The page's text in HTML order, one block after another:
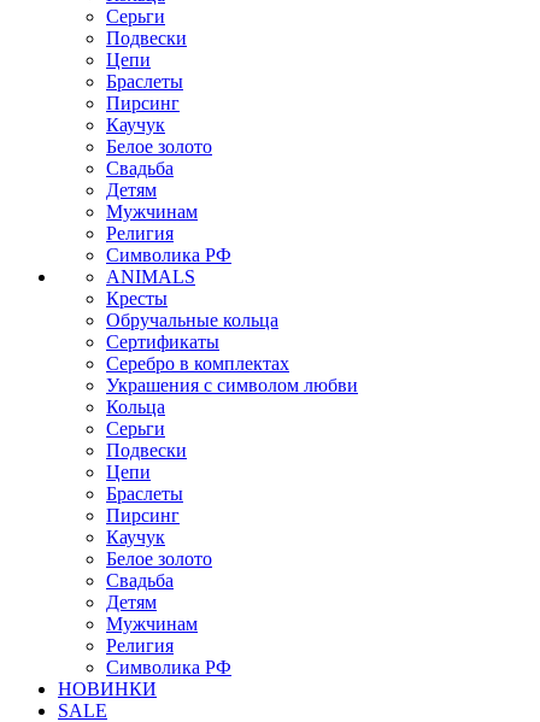
Серьги
Подвески
Цепи
Браслеты
Пирсинг
Каучук
Белое золото
Свадьба
Детям
Мужчинам
Религия
Символика РФ
ANIMALS
Кресты
Обручальные кольца
Сертификаты
Серебро в комплектах
Украшения с символом любви
Кольца
Серьги
Подвески
Цепи
Браслеты
Пирсинг
Каучук
Белое золото
Свадьба
Детям
Мужчинам
Религия
Символика РФ
НОВИНКИ
SALE